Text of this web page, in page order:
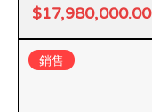
價格
$17,980,000.00
銷售